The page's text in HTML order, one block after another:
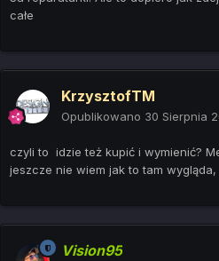
całe
KrzysztofTM
Opublikowano 30 Sierpnia
czyli to idzie też kupić i wymienić?
jeszcze nie wiem jak to tam
Vision95